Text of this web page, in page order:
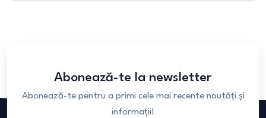
Abonează-te la newsletter
Abonează-te pentru a primi cele mai recente noutăți și
informații!